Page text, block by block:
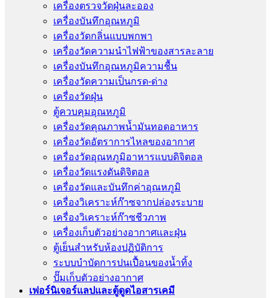
เครื่องตรวจวัดฝุ่นละออง
เครื่องบันทึกอุณหภูมิ
เครื่องวัดกลิ่นแบบพกพา
เครื่องวัดความนําไฟฟ้าของสารละลาย
เครื่องบันทึกอุณหภูมิความชื้น
เครื่องวัดความเป็นกรด-ด่าง
เครื่องวัดฝุ่น
ตู้ควบคุมอุณหภูมิ
เครื่องวัดคุณภาพน้ำมันทอดอาหาร
เครื่องวัดอัตราการไหลของอากาศ
เครื่องวัดอุณหภูมิอาหารแบบดิจิตอล
เครื่องวัดแรงดันดิจิตอล
เครื่องวัดและบันทึกค่าอุณหภูมิ
เครื่องวิเคราะห์ก๊าซจากปล่องระบาย
เครื่องวิเคราะห์ก๊าซชีวภาพ
เครื่องเก็บตัวอย่างอากาศเเละฝุ่น
ตู้เย็นสำหรับห้องปฏิบัติการ
ระบบบำบัดการปนเปื้อนของน้ำทิ้ง
ปั๊มเก็บตัวอย่างอากาศ
เฟอร์นิเจอร์แลปและตู้ดูดไอสารเคมี